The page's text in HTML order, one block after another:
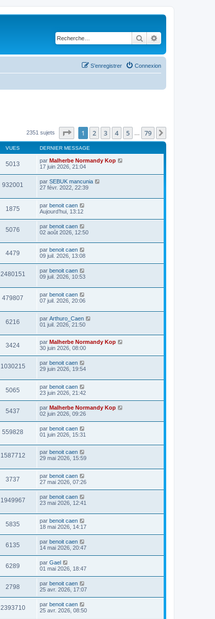
Rechercher
Connexion
S’enregistrer
2351 sujets Page sur79
1 2 3 4 5 79
VUES DERNIER MESSAGE
5013 par Malherbe Normandy Kop
17 juin 2026, 21:04
932001 par SEBUK mancunia
27 févr. 2022, 22:39
1875 par benoit caen
Aujourd’hui, 13:12
5076 par benoit caen
02 août 2026, 12:50
4479 par benoit caen
09 juil. 2026, 13:08
2480151 par benoit caen
09 juil. 2026, 10:53
479807 par benoit caen
07 juil. 2026, 20:06
6216 par Arthuro_Caen
01 juil. 2026, 21:50
3424 par Malherbe Normandy Kop
30 juin 2026, 08:00
1030215 par benoit caen
29 juin 2026, 19:54
5065 par benoit caen
23 juin 2026, 21:42
5437 par Malherbe Normandy Kop
02 juin 2026, 09:26
559828 par benoit caen
01 juin 2026, 15:31
1587712 par benoit caen
29 mai 2026, 15:59
3737 par benoit caen
27 mai 2026, 07:26
1949967 par benoit caen
23 mai 2026, 12:41
5835 par benoit caen
18 mai 2026, 14:17
6135 par benoit caen
14 mai 2026, 20:47
6289 par Gael
01 mai 2026, 18:47
2798 par benoit caen
25 avr. 2026, 17:07
2393710 par benoit caen
25 avr. 2026, 08:50